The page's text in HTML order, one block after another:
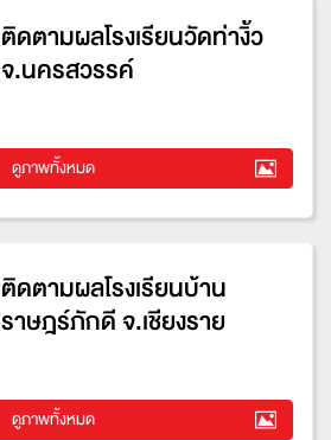
ติดตามผลโรงเรียนวัดท่างิ้ว
จ.นครสวรรค์
ดูภาพทั้งหมด
ติดตามผลโรงเรียนบ้าน
ราษฎร์ภักดี จ.เชียงราย
ดูภาพทั้งหมด